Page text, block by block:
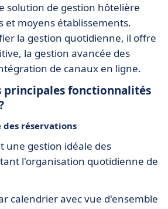
solution de gestion hôtelière
et moyens établissements.
la gestion quotidienne, il offre
la gestion avancée des
de canaux en ligne.
principales fonctionnalités
des réservations
une gestion idéale des
l'organisation quotidienne de
calendrier avec vue d'ensemble